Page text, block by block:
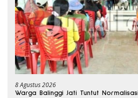
8 Agustus 2026
Warga Balinggi Jati Tuntut